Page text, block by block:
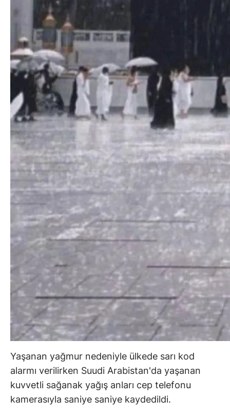
Yaşanan yağmur nedeniyle ülkede sarı kod
alarmı verilirken Suudi Arabistan'da yaşanan
kuvvetli sağanak yağış anları cep telefonu
kamerasıyla saniye saniye kaydedildi.